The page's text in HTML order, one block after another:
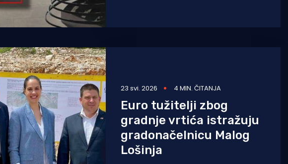
23 svi. 2026 4 MIN. ČITANJA
Euro tužitelji zbog
gradnje vrtića istražuju
gradonačelnicu Malog
Lošinja